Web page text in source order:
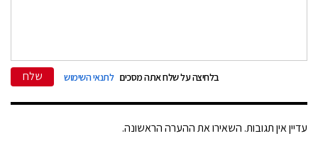
בלחיצה על שלח אתה מסכים לתנאי השימוש שלח
עדיין אין תגובות. השאירו את ההערה הראשונה.